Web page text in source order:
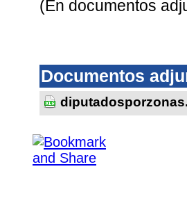
(En documentos
Documentos